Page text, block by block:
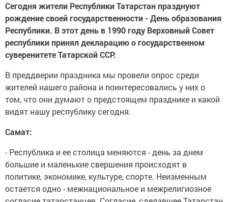
Сегодня жители Республики Татарстан празднуют
рождение своей государственности - День образования
Республики. В этот день в 1990 году Верховный Совет
республики принял декларацию о государственном
суверенитете Татарской ССР.
В преддверии праздника мы провели опрос среди
жителей нашего района и поинтересовались у них о
том, что они думают о предстоящем празднике и какой
видят нашу республику сегодня.
Самат:
- Республика и ее столица меняются - день за днем
большие и маленькие свершения происходят в
политике, экономике, культуре, спорте. Неизменным
остается одно - межнациональное и межрелигиозное